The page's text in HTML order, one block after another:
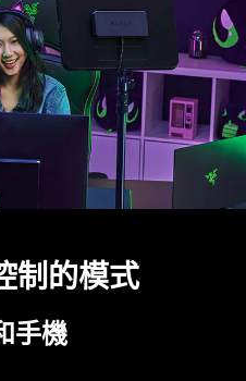
制的模式
手機